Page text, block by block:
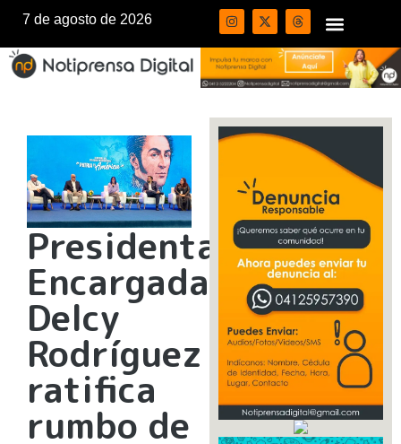
7 de agosto de 2026
Presidenta
Encargada
Delcy
Rodríguez
ratifica
rumbo de